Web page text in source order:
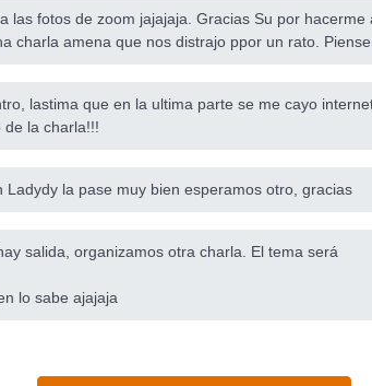
las fotos de zoom jajajaja. Gracias Su por hacerme
charla amena que nos distrajo ppor un rato.
lastima que en la ultima parte se me cayo
de la charla!!!
Ladydy la pase muy bien esperamos otro, gracias
salida, organizamos otra charla. El tema será
lo sabe ajajaja